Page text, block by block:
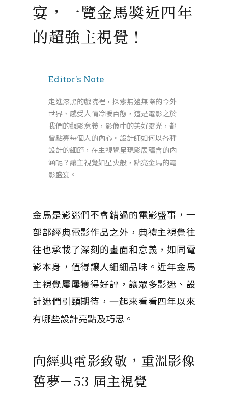
宴，一覽金馬獎近四年
的超強主視覺！
Editor's Note
走進漆黑的戲院裡，探索無邊無際的今外
世界、感受人情冷暖百態，這是電影之於
我們的觀影意義，影像中的美好靈光，都
曾點亮每個人的內心。設計師如何以各種
設計的細節，在主視覺呈現影展蘊含的內
涵呢？讓主視覺如星火般，點亮金馬的電
影盛宴。
金馬是影迷們不會錯過的電影盛事，一
部部經典電影作品之外，典禮主視覺往
往也承載了深刻的畫面和意義，如同電
影本身，值得讓人細細品味。近年金馬
主視覺屢屢獲得好評，讓眾多影迷、設
計迷們引頸期待，一起來看看四年以來
有哪些設計亮點及巧思。
向經典電影致敬，重溫影像
舊夢－53 屆主視覺